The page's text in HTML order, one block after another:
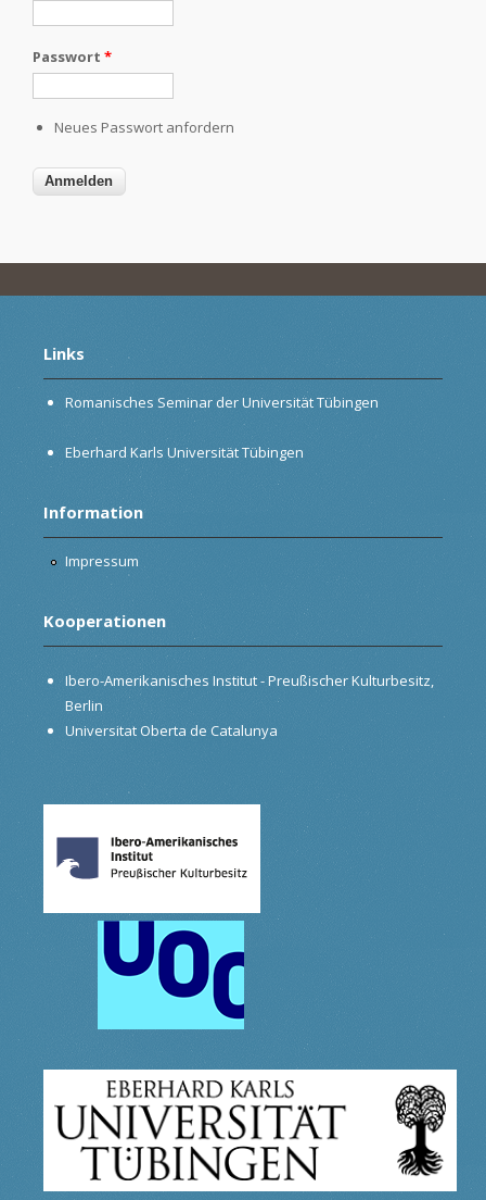
Passwort *
Neues Passwort anfordern
Links
Romanisches Seminar der Universität Tübingen
Eberhard Karls Universität Tübingen
Information
Impressum
Kooperationen
Ibero-Amerikanisches Institut - Preußischer Kulturbesitz,
Berlin
Universitat Oberta de Catalunya